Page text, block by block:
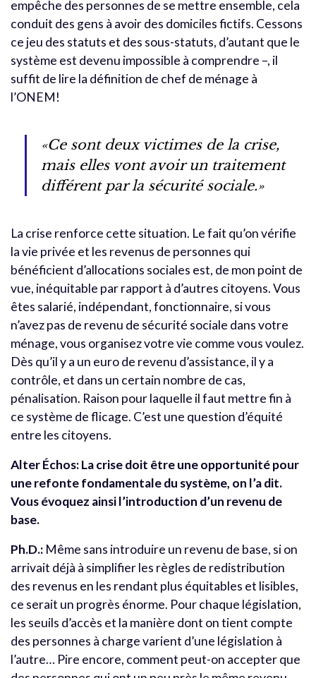
empêche des personnes de se mettre ensemble, cela
conduit des gens à avoir des domiciles fictifs. Cessons
ce jeu des statuts et des sous-statuts, d’autant que le
système est devenu impossible à comprendre –, il
suffit de lire la définition de chef de ménage à
l’ONEM!
«Ce sont deux victimes de la crise,
mais elles vont avoir un traitement
différent par la sécurité sociale.»
La crise renforce cette situation. Le fait qu’on vérifie
la vie privée et les revenus de personnes qui
bénéficient d’allocations sociales est, de mon point de
vue, inéquitable par rapport à d’autres citoyens. Vous
êtes salarié, indépendant, fonctionnaire, si vous
n’avez pas de revenu de sécurité sociale dans votre
ménage, vous organisez votre vie comme vous voulez.
Dès qu’il y a un euro de revenu d’assistance, il y a
contrôle, et dans un certain nombre de cas,
pénalisation. Raison pour laquelle il faut mettre fin à
ce système de flicage. C’est une question d’équité
entre les citoyens.
Alter Échos: La crise doit être une opportunité pour
une refonte fondamentale du système, on l’a dit.
Vous évoquez ainsi l’introduction d’un revenu de
base.
Ph.D.: Même sans introduire un revenu de base, si on
arrivait déjà à simplifier les règles de redistribution
des revenus en les rendant plus équitables et lisibles,
ce serait un progrès énorme. Pour chaque législation,
les seuils d’accès et la manière dont on tient compte
des personnes à charge varient d’une législation à
l’autre… Pire encore, comment peut-on accepter que